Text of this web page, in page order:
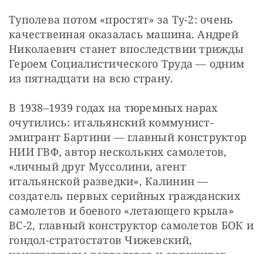
Туполева потом «простят» за Ту-2: очень
качественная оказалась машина. Андрей
Николаевич станет впоследствии трижды
Героем Социалистического Труда — одним
из пятнадцати на всю страну.
В 1938–1939 годах на тюремных нарах
очутились: итальянский коммунист-
эмигрант Бартини — главный конструктор
НИИ ГВФ, автор нескольких самолетов,
«личный друг Муссолини, агент
итальянской разведки», Калинин —
создатель первых серийных гражданских
самолетов и боевого «летающего крыла»
ВС-2, главный конструктор самолетов БОК и
гондол-стратостатов Чижевский,